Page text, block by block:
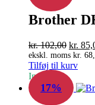
Brother
kr.102,00 Den
pris
var:
kr.
kr.
ekskl. moms kr.
Tilføj til kurv
In Stock
17%